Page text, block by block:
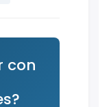
con